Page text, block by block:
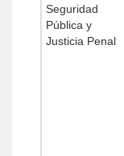
Seguridad
Pública y
Justicia Penal